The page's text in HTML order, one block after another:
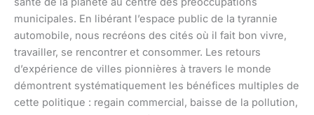
municipales. En libérant l’espace public de la tyrannie
automobile, nous recréons des cités où il fait bon vivre,
travailler, se rencontrer et consommer. Les retours
d’expérience de villes pionnières à travers le monde
démontrent systématiquement les bénéfices multiples de
cette politique : regain commercial, baisse de la pollution,